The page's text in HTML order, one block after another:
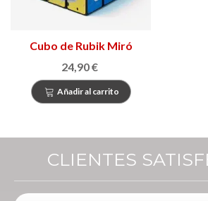
Cubo de Rubik Miró
24,90 €
Añadir al carrito
CLIENTES